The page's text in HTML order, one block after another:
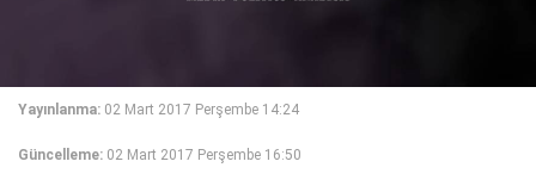
Yayınlanma: 02 Mart 2017 Perşembe 14:24
Güncelleme: 02 Mart 2017 Perşembe 16:50